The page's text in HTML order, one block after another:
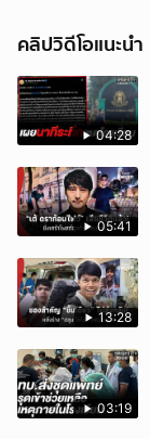
คลิปวิดีโอแนะนำ
04:28
05:41
13:28
03:19